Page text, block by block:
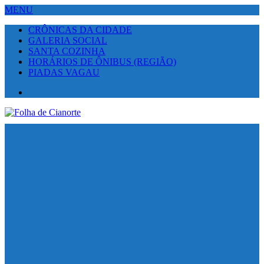
MENU
CRÔNICAS DA CIDADE
GALERIA SOCIAL
SANTA COZINHA
HORÁRIOS DE ÔNIBUS (REGIÃO)
PIADAS VAGAU